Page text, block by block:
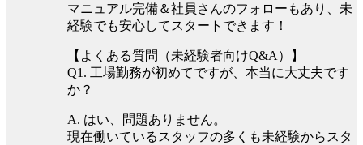
マニュアル完備＆社員さんのフォローもあり、未
経験でも安心してスタートできます！
【よくある質問（未経験者向けQ&A）】
Q1. 工場勤務が初めてですが、本当に大丈夫です
か？
A. はい、問題ありません。
現在働いているスタッフの多くも未経験からスタ